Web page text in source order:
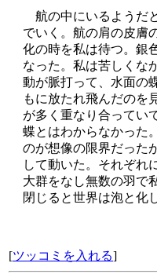
航の中にいるようだ
でいく。航の肩の皮膚
化の時を私は待つ。銀
なった。私は苦しくな
動が脈打って、水面の
もに放たれ飛んだのを
が多く重なり合ってい
蝶とはわからなかった
のが想像の限界だった
して動いた。それぞれ
大群をなし無数の羽で
閉じると世界は泡と化
[ツッコミを入れる]